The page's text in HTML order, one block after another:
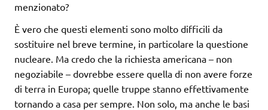
menzionato?
È vero che questi elementi sono molto difficili da
sostituire nel breve termine, in particolare la questione
nucleare. Ma credo che la richiesta americana – non
negoziabile – dovrebbe essere quella di non avere forze
di terra in Europa; quelle truppe stanno effettivamente
tornando a casa per sempre. Non solo, ma anche le basi